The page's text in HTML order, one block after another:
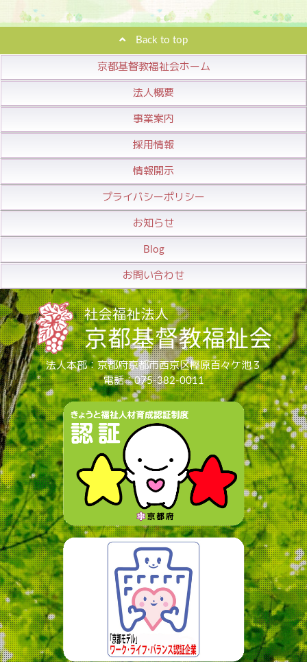
Back to top
京都基督教福祉会ホーム
法人概要
事業案内
採用情報
情報開示
プライバシーポリシー
お知らせ
Blog
お問い合わせ
法人本部：京都府京都市西京区樫原百々ケ池３
電話：075-382-0011